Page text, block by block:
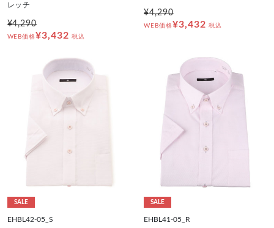
レッチ
¥4,290
WEB価格¥3,432 税込
¥4,290
WEB価格¥3,432 税込
SALE
EHBL42-05_S
SALE
EHBL41-05_R